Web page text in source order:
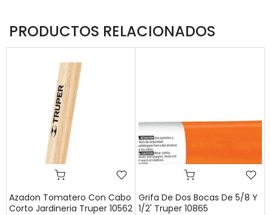
PRODUCTOS RELACIONADOS
Azadon Tomatero Con Cabo
Corto Jardineria Truper 10562
Grifa De Dos Bocas De 5/8 Y
1/2' Truper 10865